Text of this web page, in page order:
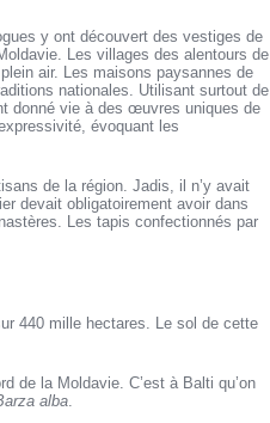
y ont découvert des vestiges de
Les villages des alentours de
air. Les maisons paysannes de
nationales. Utilisant surtout de
donné vie à des œuvres uniques de
évoquant les
de la région. Jadis, il n’y avait
devait obligatoirement avoir dans
Les tapis confectionnés par
440 mille hectares. Le sol de cette
de la Moldavie. C’est à Balti qu’on
alba.